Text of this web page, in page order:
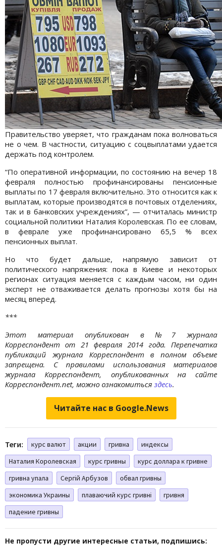
Правительство уверяет, что гражданам пока волноваться
не о чем. В частности, ситуацию с соцвыплатами удается
держать под контролем.
“По оперативной информации, по состоянию на вечер 18
февраля полностью профинансированы пенсионные
выплаты по 17 февраля включительно. Это относится как к
выплатам, которые производятся в почтовых отделениях,
так и в банковских учреждениях”, — отчиталась министр
социальной политики Наталия Королевская. По ее словам,
в феврале уже профинансировано 65,5 % всех
пенсионных выплат.
Но что будет дальше, напрямую зависит от
политического напряжения: пока в Киеве и некоторых
регионах ситуация меняется с каждым часом, ни один
эксперт не отваживается делать прогнозы хотя бы на
месяц вперед.
***
Этот материал опубликован в №7 журнала
Корреспондент от 21 февраля 2014 года. Перепечатка
публикаций журнала Корреспондент в полном объеме
запрещена. С правилами использования материалов
журнала Корреспондент, опубликованных на сайте
Корреспондент.net, можно ознакомиться здесь.
Читайте нас в Google.News
Теги: курс валют акции гривна
индексы
Наталия Королевская
курс гривны
курс доллара к гривне
гривна упала
Сергій Арбузов
обвал гривны
экономика Украины
плаваючий курс гривні
гривня
падение гривны
Не пропусти другие интересные статьи, подпишись: